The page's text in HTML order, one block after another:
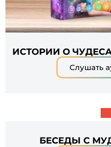
ИСТОРИИ О
Слушать
БЕСЕДЫ С